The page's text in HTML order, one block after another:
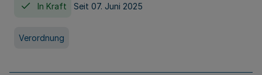
In Kraft Seit 07. Juni 2025
Verordnung